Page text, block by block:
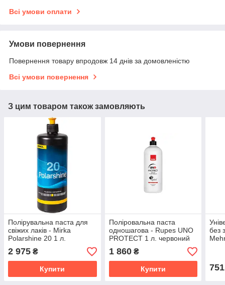
Всі умови оплати
Умови повернення
Повернення товару впродовж 14 днів за домовленістю
Всі умови повернення
З цим товаром також замовляють
Полірувальна паста для
свіжих лаків - Mirka
Polarshine 20 1 л.
(7992000111)
2 975 ₴
Купити
Поліровальна паста
одношагова - Rupes UNO
PROTECT 1 л. червоний
ковпачок (9.PROTECT)
1 860₴
Купити
без
751